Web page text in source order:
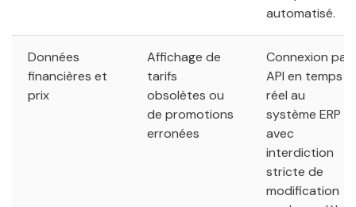
automatisé.
Données
financières et
prix
Affichage de
tarifs
obsolètes ou
de promotions
erronées
Connexion par
API en temps
réel au
système ERP
avec
interdiction
stricte de
modification